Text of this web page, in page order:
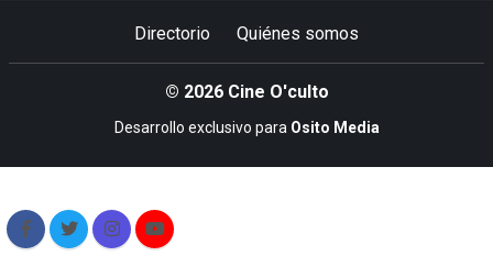
Directorio Quiénes somos
© 2026 Cine O'culto
Desarrollo exclusivo para Osito Media